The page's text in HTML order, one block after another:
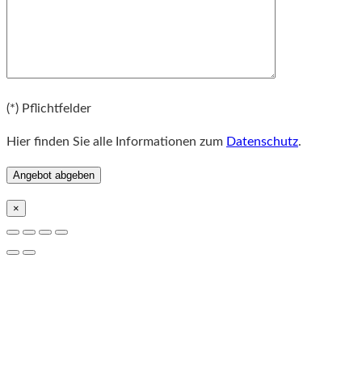
(*) Pflichtfelder
Hier finden Sie alle Informationen zum Datenschutz.
×